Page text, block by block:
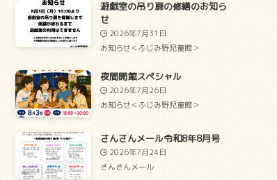
遊戯室の吊り扉の修繕のお知ら
せ
2026年7月31日
お知らせ＜ふじみ野児童館＞
夜間開館スペシャル
2026年7月26日
お知らせ＜ふじみ野児童館＞
さんさんメール令和8年8月号
2026年7月24日
さんさんメール